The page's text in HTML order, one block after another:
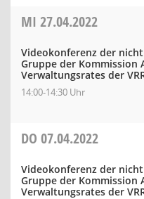
MI 27.04.2022
Videokonferenz der
Gruppe der Kommission
Verwaltungsrates der
14:00-14:30 Uhr
DO 07.04.2022
Videokonferenz der
Gruppe der Kommission
Verwaltungsrates der